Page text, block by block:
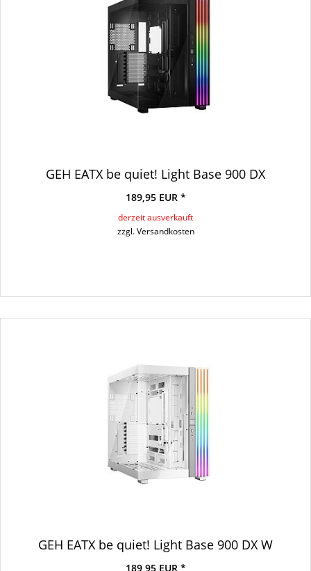
GEH EATX be quiet! Light Base 900 DX
189,95 EUR *
derzeit ausverkauft
zzgl. Versandkosten
GEH EATX be quiet! Light Base 900 DX W
189,95 EUR *